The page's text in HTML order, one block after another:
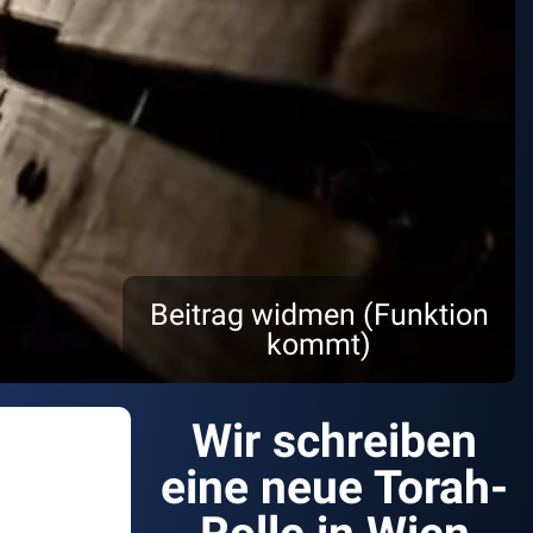
Beitrag widmen (Funktion
kommt)
Wir schreiben
eine neue Torah-